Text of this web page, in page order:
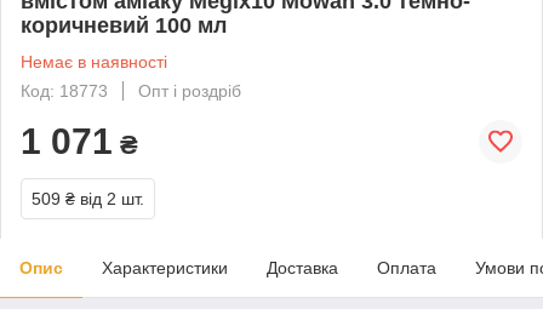
коричневий 100 мл
Немає в наявності
Код: 18773
Опт і роздріб
1 071 ₴
509 ₴ від 2 шт.
Опис Характеристики Доставка Оплата Умови